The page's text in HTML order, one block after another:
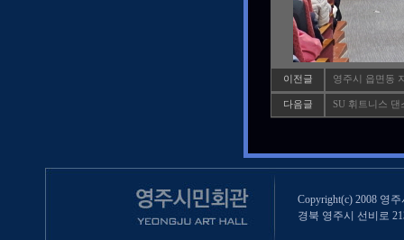
이전글 영주시 읍면동
다음글 SU 휘트니스 댄
Copyright(c) 2008 영
경북 영주시 선비로